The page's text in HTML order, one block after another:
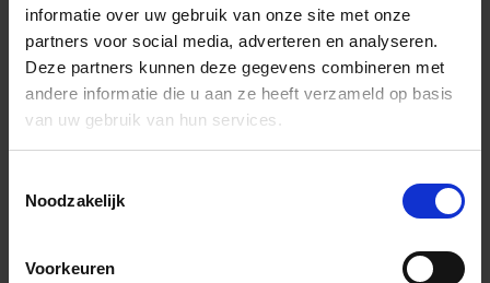
informatie over uw gebruik van onze site met onze
partners voor social media, adverteren en analyseren.
Deze partners kunnen deze gegevens combineren met
andere informatie die u aan ze heeft verzameld op basis
van uw gebruik van hun services.
Noodzakelijk
Voorkeuren